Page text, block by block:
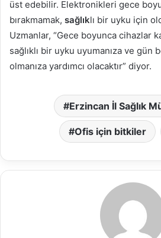
üst edebilir. Elektronikleri gece
bırakmamak, sağlıklı bir uyku için
Uzmanlar, “Gece boyunca cihazlar
sağlıklı bir uyku uyumanıza ve gün
olmanıza yardımcı olacaktır” diyor.
Erzincan İl Sağlık
Ofis için bitkiler